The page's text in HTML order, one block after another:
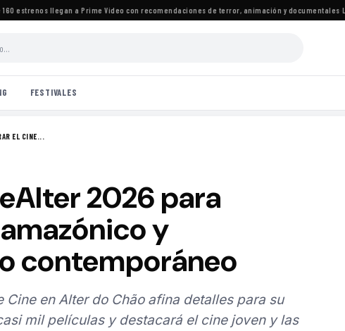
estrenos llegan a Prime Video con recomendaciones de terror, animación y documentales·Las
FESTIVALES
EL CINE...
2026 para
y
contemporáneo
Cine en Alter do Chão afina detalles para su
mil películas y destacará el cine joven y las